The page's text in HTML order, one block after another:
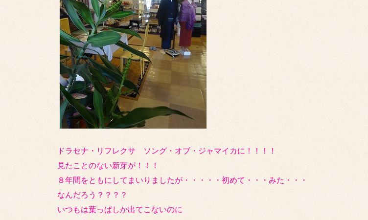
ドラセナ・リフレクサ ソング・オブ・ジャマイカに！！！！
見たことのない新芽が！！！
８年間をともにしてまいりましたが・・・・・初めて・・・みた・・・
なんだろう？？？？
いつもは葉っぱしか出てこないのに